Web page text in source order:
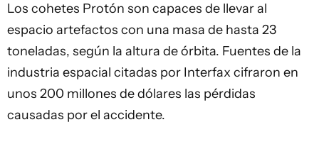
Los cohetes Protón son capaces de llevar al
espacio artefactos con una masa de hasta 23
toneladas, según la altura de órbita. Fuentes de la
industria espacial citadas por Interfax cifraron en
unos 200 millones de dólares las pérdidas
causadas por el accidente.